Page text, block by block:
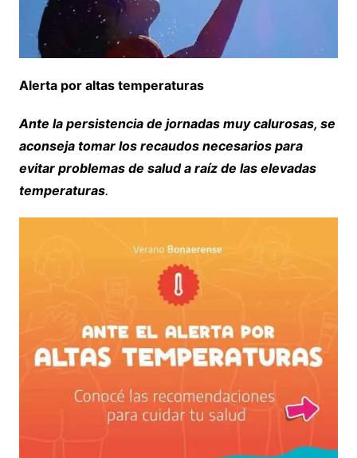
Alerta por altas temperaturas
Ante la persistencia de jornadas muy calurosas, se
aconseja tomar los recaudos necesarios para
evitar problemas de salud a raíz de las elevadas
temperaturas.